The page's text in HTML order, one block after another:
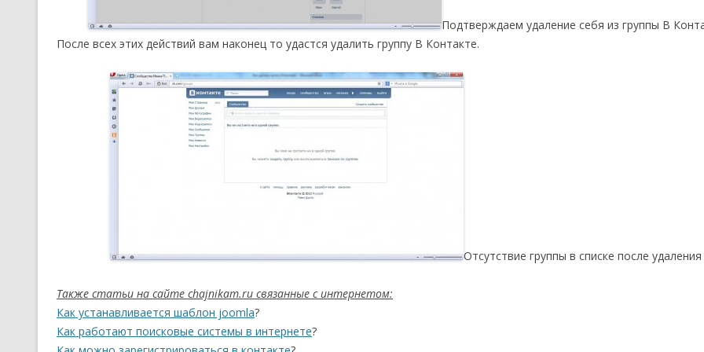
Подтверждаем удаление себя из группы В
После всех этих действий вам наконец то удастся удалить группу В Контакте.
Отсутствие группы в списке после удаления
Также статьи на сайте chajnikam.ru связанные с интернетом:
Как устанавливается шаблон joomla?
Как работают поисковые системы в интернете?